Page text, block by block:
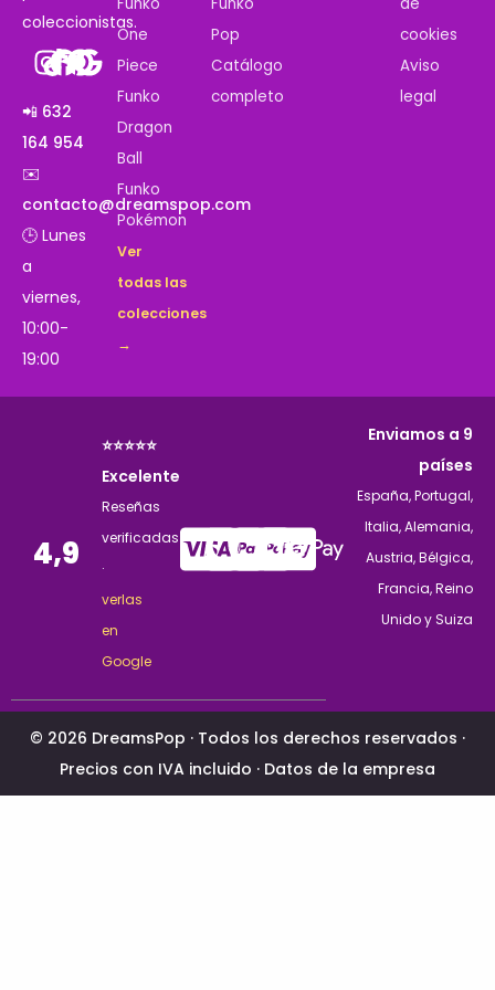
coleccionistas.
📲 632
164 954
✉️
contacto@dreamspop.com
🕒 Lunes
a
viernes,
10:00-
19:00
Funko
One
Piece
Funko
Dragon
Ball
Funko
Pokémon
Ver
todas las
colecciones
→
Funko
Pop
Catálogo
completo
de
cookies
Aviso
legal
4,9
⭐⭐⭐⭐⭐
Excelente
Reseñas
verificadas
·
verlas
en
Google
Enviamos a 9
países
España, Portugal,
Italia, Alemania,
Austria, Bélgica,
Francia, Reino
Unido y Suiza
© 2026 DreamsPop · Todos los derechos reservados ·
Precios con IVA incluido · Datos de la empresa